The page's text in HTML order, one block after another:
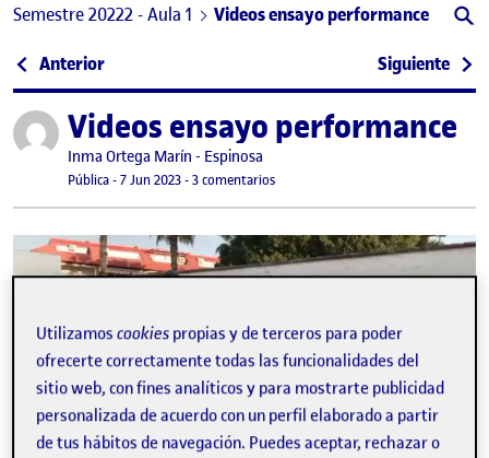
Semestre 20222 - Aula 1 Videos ensayo performance
Navegación de entradas
Anterior: Información del desarrollo del trabajo. Quinta
Siguiente:
Publicado porVideos ensayo performance
Publicado por
Inma Ortega Marín - Espinosa
Visibilidad:
Pública-Fecha de publicación
7 Jun 2023-3 comentariosen Videos ensayo performance
Reproductor
Utilizamoscookies propias y de terceros para poder
ofrecerte correctamente todas las funcionalidades del
sitio web, con fines analíticos y para mostrarte publicidad
personalizada de acuerdo con un perfil elaborado a partir
de tus hábitos de navegación. Puedes aceptar, rechazar o